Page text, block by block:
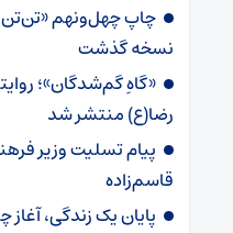
نسخه گذشت
«گاهِ گم‌شدگان»؛
رضا(ع) منتشر شد
پیام تسلیت وزیر
قاسم‌زاده
پایان یک زندگی، آغاز